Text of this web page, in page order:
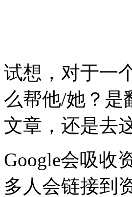
试想，对于一
么帮他/她？是
文章，还是去
Google会吸收
多人会链接到